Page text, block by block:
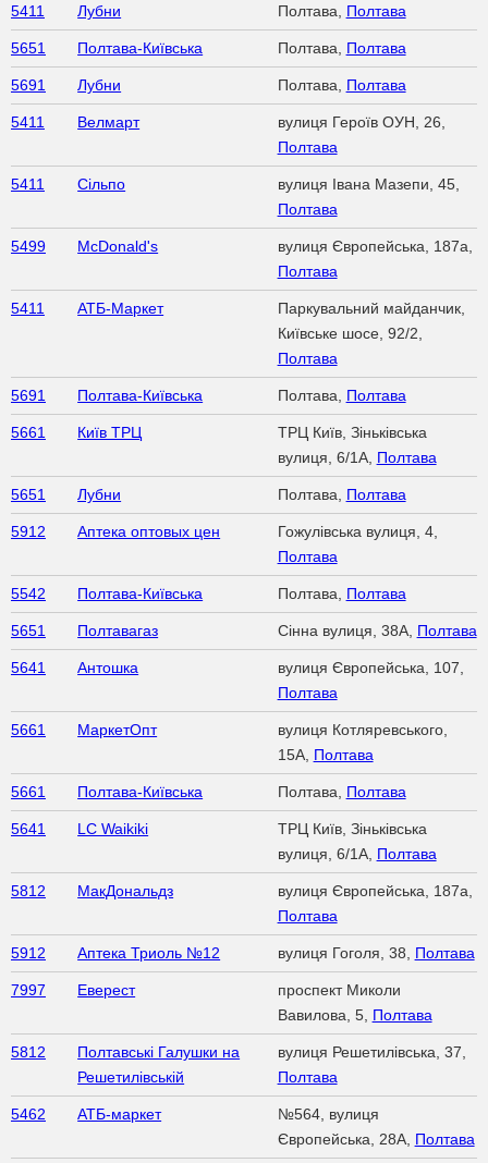
5411 Лубни Полтава, Полтава
5651 Полтава-Київська Полтава, Полтава
5691 Лубни Полтава, Полтава
5411 Велмарт
вулиця Героїв ОУН, 26,
Полтава
5411 Сільпо
вулиця Івана Мазепи, 45,
Полтава
5499 McDonald's
вулиця Європейська, 187а,
Полтава
5411 АТБ-Маркет
Паркувальний майданчик,
Київське шосе, 92/2,
Полтава
5691 Полтава-Київська Полтава, Полтава
5661 Київ ТРЦ
ТРЦ Київ, Зіньківська
вулиця, 6/1А, Полтава
5651 Лубни Полтава, Полтава
5912 Аптека оптовых цен
Гожулівська вулиця, 4,
Полтава
5542 Полтава-Київська Полтава, Полтава
5651 Полтавагаз Сінна вулиця, 38А, Полтава
5641 Антошка
вулиця Європейська, 107,
Полтава
5661 МаркетОпт
вулиця Котляревського,
15А, Полтава
5661 Полтава-Київська Полтава, Полтава
5641 LC Waikiki
ТРЦ Київ, Зіньківська
вулиця, 6/1А, Полтава
5812 МакДональдз
вулиця Європейська, 187а,
Полтава
5912 Аптека Триоль №12 вулиця Гоголя, 38, Полтава
7997 Еверест
проспект Миколи
Вавилова, 5, Полтава
5812
Полтавські Галушки на
Решетилівській
вулиця Решетилівська, 37,
Полтава
5462 АТБ-маркет
№564, вулиця
Європейська, 28А, Полтава